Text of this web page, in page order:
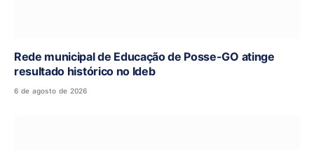
Rede municipal de Educação de Posse-GO atinge
resultado histórico no Ideb
6 de agosto de 2026